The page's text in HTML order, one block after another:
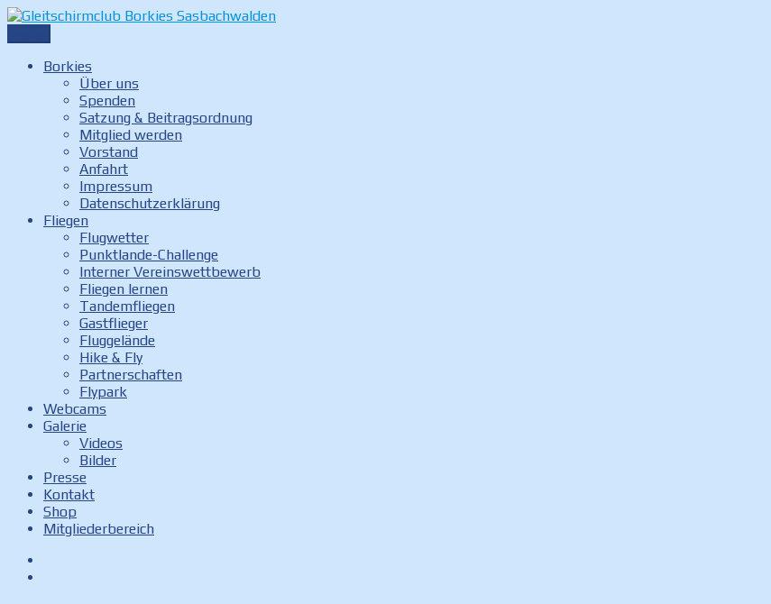
Zum
springen
Gleitschirmclub Borkies Sasbachwalden
Internetauftritt des Gleitschirmclubs Borkies in Sasbachwalden
Borkies
Über uns
Spenden
Satzung & Beitragsordnung
Mitglied werden
Vorstand
Anfahrt
Impressum
Datenschutzerklärung
Fliegen
Flugwetter
Punktlande-Challenge
Interner Vereinswettbewerb
Fliegen lernen
Tandemfliegen
Gastflieger
Fluggelände
Hike & Fly
Partnerschaften
Flypark
Webcams
Galerie
Videos
Bilder
Presse
Kontakt
Shop
Mitgliederbereich